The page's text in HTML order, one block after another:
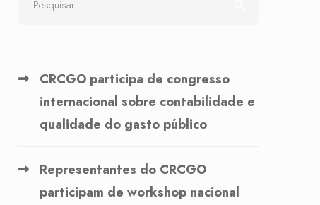
CRCGO participa de congresso
internacional sobre contabilidade e
qualidade do gasto público
Representantes do CRCGO
participam de workshop nacional